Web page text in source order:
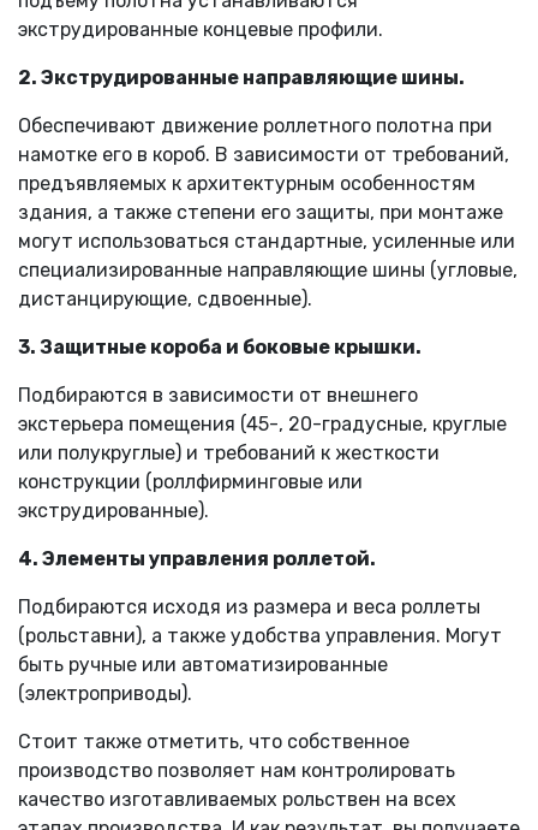
экструдированные концевые профили.
2. Экструдированные направляющие шины.
Обеспечивают движение роллетного полотна при
намотке его в короб. В зависимости от требований,
предъявляемых к архитектурным особенностям
здания, а также степени его защиты, при монтаже
могут использоваться стандартные, усиленные или
специализированные направляющие шины (угловые,
дистанцирующие, сдвоенные).
3. Защитные короба и боковые крышки.
Подбираются в зависимости от внешнего
экстерьера помещения (45-, 20-градусные, круглые
или полукруглые) и требований к жесткости
конструкции (роллфирминговые или
экструдированные).
4. Элементы управления роллетой.
Подбираются исходя из размера и веса роллеты
(рольставни), а также удобства управления. Могут
быть ручные или автоматизированные
(электроприводы).
Стоит также отметить, что собственное
производство позволяет нам контролировать
качество изготавливаемых рольствен на всех